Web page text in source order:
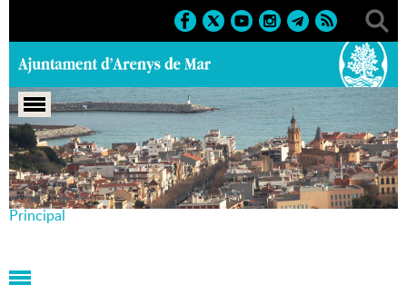
Portada > Agenda > 16-02-
2025 > Marcs > Culturals > 2025 > 1r semestre Teatre
Principal